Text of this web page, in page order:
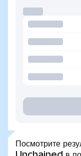
Посмотрите